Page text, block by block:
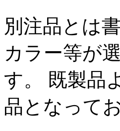
別注品とは
カラー等が
す。 既製品
品となって